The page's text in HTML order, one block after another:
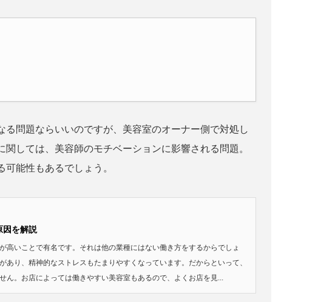
る問題ならいいのですが、美容室のオーナー側で対処し
しては、美容師のモチベーションに影響される問題。
能性もあるでしょう。
因を解説
高いことで有名です。それは他の業種にはない働き方をするからでしょ
あり、精神的なストレスもたまりやすくなっています。だからといって、
ん。お店によっては働きやすい美容室もあるので、よくお店を見...